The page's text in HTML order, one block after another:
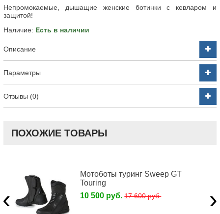
Непромокаемые, дышащие женские ботинки с кевларом и
защитой!
Наличие: Есть в наличии
Описание
Параметры
Отзывы (0)
ПОХОЖИЕ ТОВАРЫ
Мотоботы туринг Sweep GT
Touring
10 500 руб.17 600 руб.
‹ ›